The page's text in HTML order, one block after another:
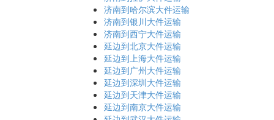
济南到哈尔滨大件运输
济南到银川大件运输
济南到西宁大件运输
延边到北京大件运输
延边到上海大件运输
延边到广州大件运输
延边到深圳大件运输
延边到天津大件运输
延边到南京大件运输